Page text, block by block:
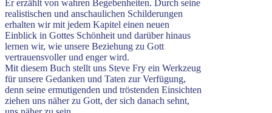
Er erzählt von wahren Begebenheiten. Durch seine
realistischen und anschaulichen Schilderungen
erhalten wir mit jedem Kapitel einen neuen
Einblick in Gottes Schönheit und darüber hinaus
lernen wir, wie unsere Beziehung zu Gott
vertrauensvoller und enger wird.
Mit diesem Buch stellt uns Steve Fry ein Werkzeug
für unsere Gedanken und Taten zur Verfügung,
denn seine ermutigenden und tröstenden Einsichten
ziehen uns näher zu Gott, der sich danach sehnt,